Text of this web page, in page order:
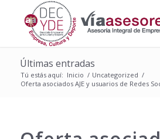
Últimas entradas
Tú estás aquí: Inicio / Uncategorized /
Oferta asociados AJE y usuarios de Redes